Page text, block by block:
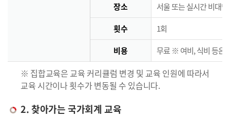
장소 서울 또는 실시간 비대
횟수 1회
비용 무료 ※ 여비, 식비 등은
※ 집합교육은 교육 커리큘럼 변경 및 교육 인원에 따라서
교육 시간이나 횟수가 변동될 수 있습니다.
2. 찾아가는 국가회계 교육